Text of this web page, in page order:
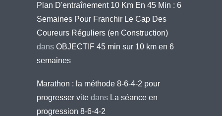
Plan D'entraînement 10 Km En 45 Min : 6
Semaines Pour Franchir Le Cap Des
Coureurs Réguliers (en Construction)
dans OBJECTIF 45 min sur 10 km en 6
semaines
Marathon : la méthode 8-6-4-2 pour
progresser vite dans La séance en
progression 8-6-4-2